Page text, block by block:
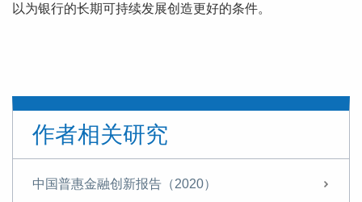
以为银行的长期可持续发展创造更好的条件。
作者相关研究
中国普惠金融创新报告（2020）